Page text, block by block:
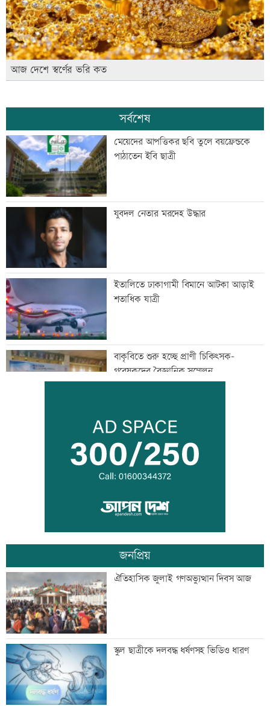
আজ দেশে স্বর্ণের ভরি কত
সর্বশেষ
মেয়েদের আপত্তিকর ছবি তুলে বয়ফ্রেন্ডকে
পাঠাতেন ইবি ছাত্রী
যুবদল নেতার মরদেহ উদ্ধার
ইতালিতে ঢাকাগামী বিমানে আটকা আড়াই
শতাধিক যাত্রী
বাকৃবিতে শুরু হচ্ছে প্রাণী চিকিৎসক-
গবেষকদের বৈজ্ঞানিক সম্মেলন
বন্দরে বিস্ফোরণে একই পরিবারের ৩ জন দগ্ধ
পাঁচ আর্থিক প্রতিষ্ঠান বন্ধের অনুমোদন,
রোববার প্রশাসক নিয়োগ
ঢাকা-ময়মনসিংহ রেল যোগাযোগ স্বাভাবিক
সিঙ্গাপুর থেকে এক কার্গো এলএনজি কিনবে
সরকার
জনপ্রিয়
ঐতিহাসিক জুলাই গণঅভ্যুত্থান দিবস আজ
স্কুল ছাত্রীকে দলবদ্ধ ধর্ষণসহ ভিডিও ধারণ